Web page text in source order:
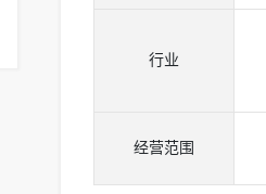
行业
经营范围